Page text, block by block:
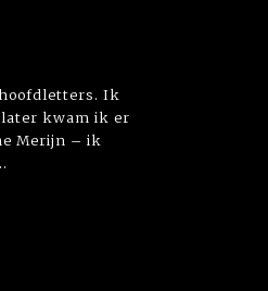
Ik
later kwam ik er
Merijn – ik